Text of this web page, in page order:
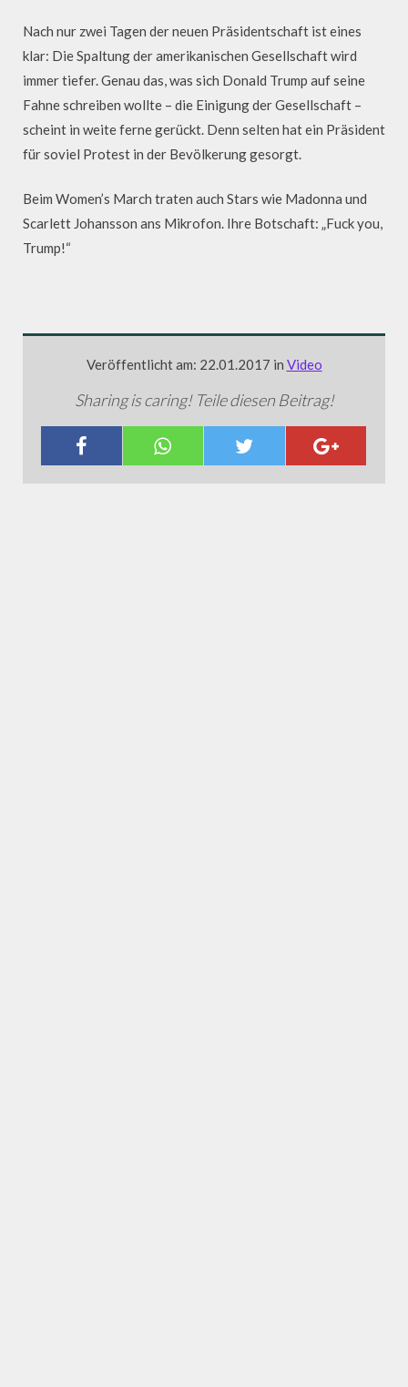
Nach nur zwei Tagen der neuen Präsidentschaft ist eines
klar: Die Spaltung der amerikanischen Gesellschaft wird
immer tiefer. Genau das, was sich Donald Trump auf seine
Fahne schreiben wollte – die Einigung der Gesellschaft –
scheint in weite ferne gerückt. Denn selten hat ein Präsident
für soviel Protest in der Bevölkerung gesorgt.
Beim Women’s March traten auch Stars wie Madonna und
Scarlett Johansson ans Mikrofon. Ihre Botschaft: „Fuck you,
Trump!“
Veröffentlicht am: 22.01.2017 in Video
Sharing is caring! Teile diesen Beitrag!